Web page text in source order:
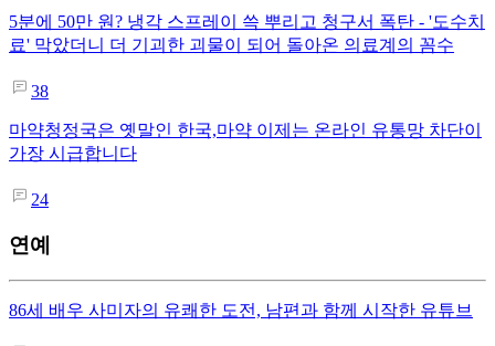
5분에 50만 원? 냉각 스프레이 쓱 뿌리고 청구서 폭탄 - '도수치
료' 막았더니 더 기괴한 괴물이 되어 돌아온 의료계의 꼼수
38
마약청정국은 옛말인 한국,마약 이제는 온라인 유통망 차단이
가장 시급합니다
24
연예
86세 배우 사미자의 유쾌한 도전, 남편과 함께 시작한 유튜브